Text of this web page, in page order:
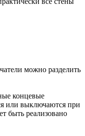
можно разделить
концевые
или выключаются при
быть реализовано